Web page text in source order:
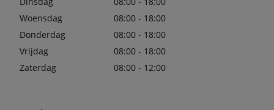
Woensdag
08:00 - 18:00
Donderdag
08:00 - 18:00
Vrijdag
08:00 - 18:00
Zaterdag
08:00 - 12:00